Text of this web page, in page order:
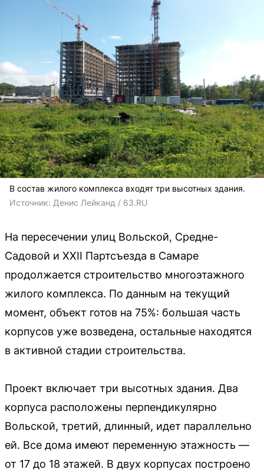
В состав жилого комплекса входят три высотных здания.
Источник: Денис Лейканд / 63.RU
На пересечении улиц Вольской, Средне-
Садовой и XXII Партсъезда в Самаре
продолжается строительство многоэтажного
жилого комплекса. По данным на текущий
момент, объект готов на 75%: большая часть
корпусов уже возведена, остальные находятся
в активной стадии строительства.
Проект включает три высотных здания. Два
корпуса расположены перпендикулярно
Вольской, третий, длинный, идет параллельно
ей. Все дома имеют переменную этажность —
от 17 до 18 этажей. В двух корпусах построено